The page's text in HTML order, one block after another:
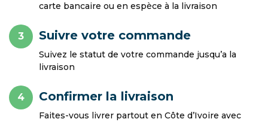
carte bancaire ou en espèce à la livraison
3 Suivre votre commande
Suivez le statut de votre commande jusqu’a la
livraison
4 Confirmer la livraison
Faites-vous livrer partout en Côte d’Ivoire avec